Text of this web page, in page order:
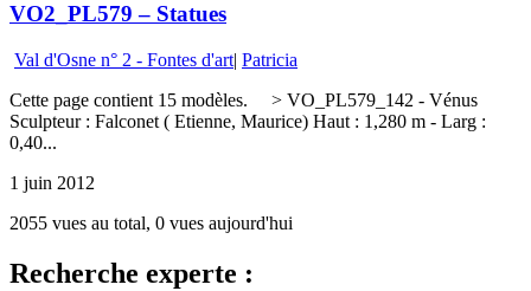
VO2_PL579 – Statues
Val d'Osne n° 2 - Fontes d'art| Patricia
Cette page contient 15 modèles. > VO_PL579_142 - Vénus
Sculpteur : Falconet ( Etienne, Maurice) Haut : 1,280 m - Larg :
0,40...
1 juin 2012
2055 vues au total, 0 vues aujourd'hui
Recherche experte :